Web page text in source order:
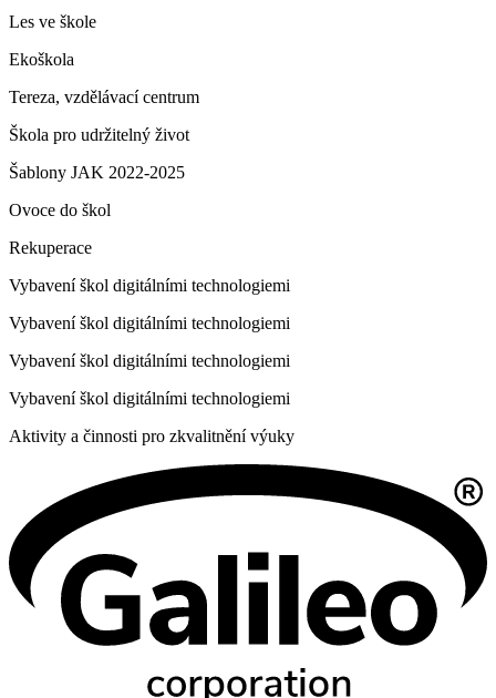
Les ve škole
Ekoškola
Tereza, vzdělávací centrum
Škola pro udržitelný život
Šablony JAK 2022-2025
Ovoce do škol
Rekuperace
Vybavení škol digitálními technologiemi
Vybavení škol digitálními technologiemi
Vybavení škol digitálními technologiemi
Vybavení škol digitálními technologiemi
Aktivity a činnosti pro zkvalitnění výuky